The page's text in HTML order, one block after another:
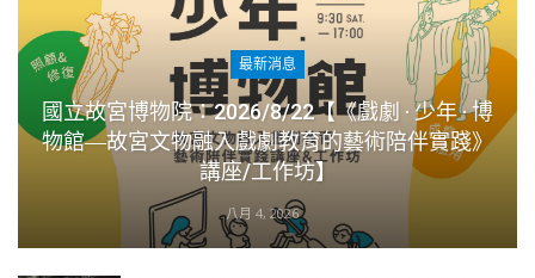
最新消息
國立故宮博物院：2026/8/22【《戲劇 · 少年 · 博
物館―故宮文物融入戲劇教育的藝術陪伴實踐》
講座/工作坊】
八月 4, 2026